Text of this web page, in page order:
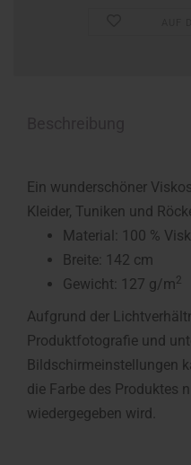
Ein wunderschöner
Kleider, Tuniken und
Material: 100 %
Breite: 142 cm
Gewicht: 127 g/m2
Aufgrund der
Produktfotografie und
Bildschirmeinstellungen
die Farbe des Produktes
wiedergegeben wird.